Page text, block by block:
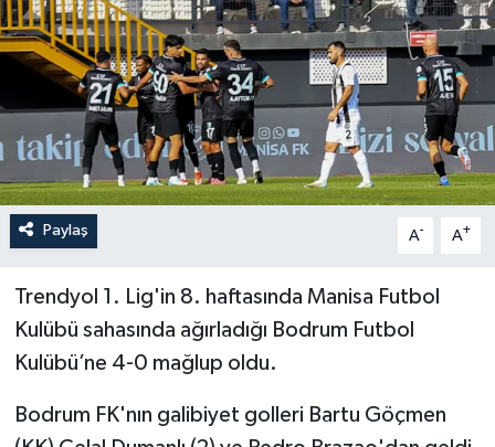
Paylaş A- A+
Trendyol 1. Lig'in 8. haftasında Manisa Futbol
Kulübü sahasında ağırladığı Bodrum Futbol
Kulübü’ne 4-0 mağlup oldu.
Bodrum FK'nın galibiyet golleri Bartu Göçmen
EĞİTİM
İLÇELER
OTOPARK
TEKNOLOJİ
Haber Arşivi